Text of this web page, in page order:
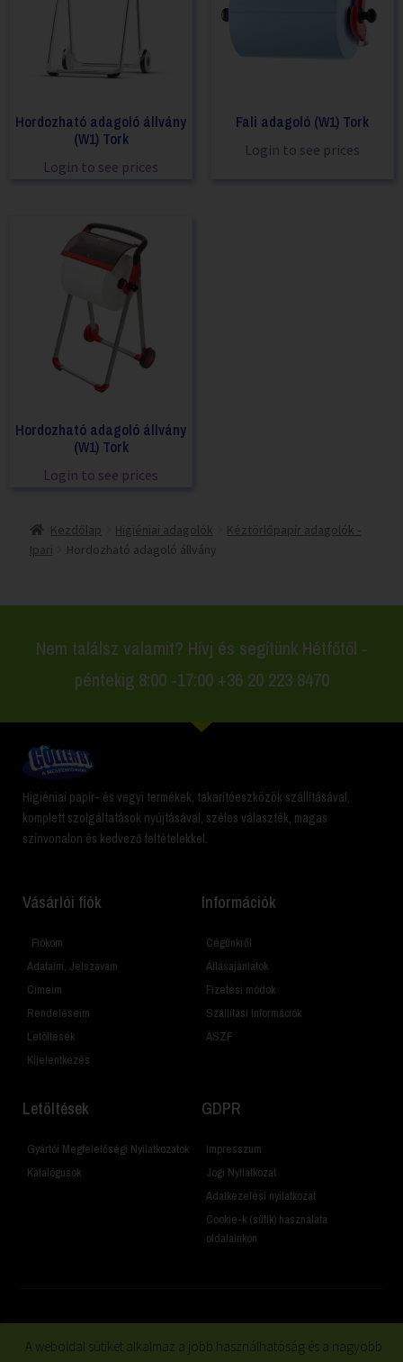
Hordozható adagoló állvány
(W1) Tork
Login to see prices
Fali adagoló (W1) Tork
Login to see prices
Hordozható adagoló állvány
(W1) Tork
Login to see prices
Kezdőlap Higiéniai adagolók
Kéztörlőpapír adagolók -
Ipari
Hordozható adagoló állvány
Nem találsz valamit? Hívj és segítünk Hétfőtől -
péntekig 8:00 -17:00 +36 20 223 8470
Higiéniai papír- és vegyi termékek, takarítóeszközök szállításával,
komplett szolgáltatások nyújtásával, széles választék, magas
színvonalon és kedvező feltételekkel.
Vásárlói fiók
Fiókom
Adataim, Jelszavam
Címeim
Rendeléseim
Letöltések
Kijelentkezés
Információk
Cégünkről
Állásajánlatok
Fizetési módok
Szállítási Információk
ÁSZF
Letöltések
Gyártói Megfelelőségi Nyilatkozatok
Katalógusok
GDPR
Impresszum
Jogi Nyilatkozat
Adatkezelési nyilatkozat
Cookie-k (sütik) használata
oldalainkon
A weboldal sütiket alkalmaz a jobb használhatóság és a nagyobb